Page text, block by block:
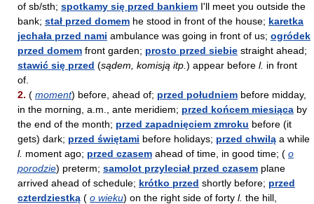
of sb/sth; spotkamy się przed bankiem I'll meet you outside the
bank; stał przed domem he stood in front of the house; karetka
jechała przed nami ambulance was going in front of us; ogródek
przed domem front garden; prosto przed siebie straight ahead;
stawić się przed (sądem, komisją itp. ) appear before l. in front
of.
2. ( moment) before, ahead of; przed południem before midday,
in the morning, a.m., ante meridiem; przed końcem miesiąca by
the end of the month; przed zapadnięciem zmroku before (it
gets) dark; przed świętami before holidays; przed chwilą a while
l. moment ago; przed czasem ahead of time, in good time; ( o
porodzie) preterm; samolot przyleciał przed czasem plane
arrived ahead of schedule; krótko przed shortly before; przed
czterdziestką ( o wieku) on the right side of forty l. the hill,